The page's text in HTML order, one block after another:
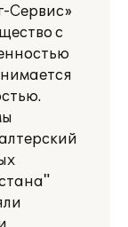
Сервис»
с